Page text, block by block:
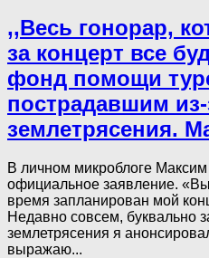
,,Весь гонорар,
за концерт все
фонд помощи
пострадавшим из-
землетрясения.
В личном микроблоге
официальное заявление.
время запланирован мой
Недавно совсем, буквально
землетрясения я
выражаю...